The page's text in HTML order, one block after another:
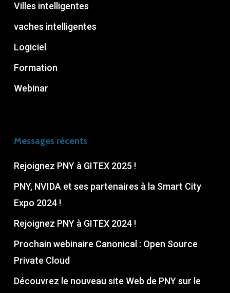
Villes intelligentes
vaches intelligentes
Logiciel
Formation
Webinar
Messages récents
Rejoignez PNY à GITEX 2025 !
PNY, NVIDA et ses partenaires à la Smart City
Expo 2024 !
Rejoignez PNY à GITEX 2024 !
Prochain webinaire Canonical : Open Source
Private Cloud
Découvrez le nouveau site Web de PNY sur le